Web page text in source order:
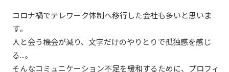
コロナ禍でテレワーク体制へ移行した会社も多いと思いま
す。
人と会う機会が減り、文字だけのやりとりで孤独感を感じ
る...。
そんなコミュニケーション不足を緩和するために、プロフィ